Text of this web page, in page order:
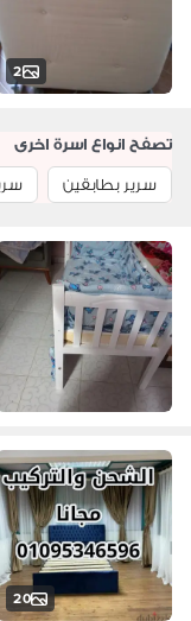
2
تصفح انواع اسرة اخرى
سرير بطابقين
20